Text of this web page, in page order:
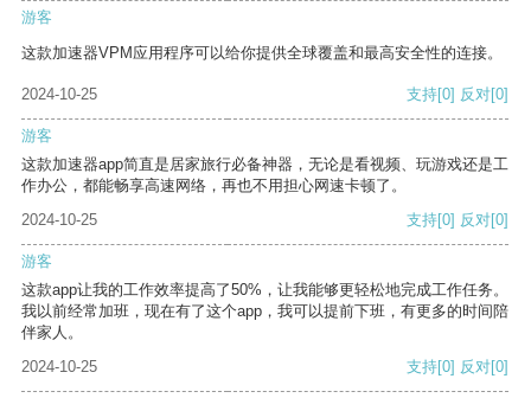
游客
这款加速器VPM应用程序可以给你提供全球覆盖和最高安全性的连接。
2024-10-25 支持[0] 反对[0]
游客
这款加速器app简直是居家旅行必备神器，无论是看视频、玩游戏还是工
作办公，都能畅享高速网络，再也不用担心网速卡顿了。
2024-10-25
支持[0] 反对[0]
游客
这款app让我的工作效率提高了50%，让我能够更轻松地完成工作任务。
我以前经常加班，现在有了这个app，我可以提前下班，有更多的时间陪
伴家人。
2024-10-25
支持[0] 反对[0]